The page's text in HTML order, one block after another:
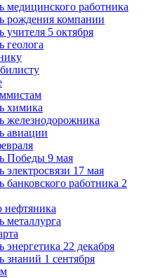
медицинского работника
рождения компании
5 октября
геолога
химика
железнодорожника
авиации
Победы 9 мая
17 мая
работника 2
металлурга
22 декабря
знаний 1 сентября